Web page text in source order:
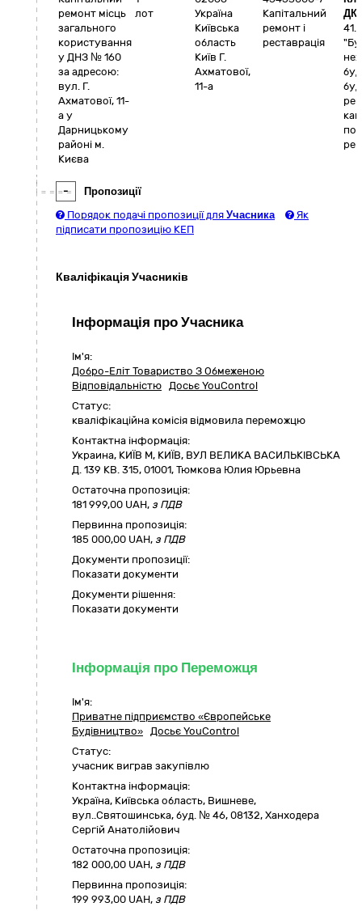
ремонт місць
загального
користування
у ДНЗ № 160
за адресою:
вул. Г.
Ахматової, 11-
а у
Дарницькому
районі м.
Києва
лот
Україна
Київська
область
Київ Г.
Ахматової,
11-а
Капітальний
ремонт і
реставрація
-
Пропозиції
Порядок подачі пропозиції для Учасника
Як
підписати пропозицію КЕП
Кваліфікація Учасників
Інформація про Учасника
Ім'я:
Добро-Елiт Товариство З Обмеженою
Вiдповiдальнiстю Досьє YouControl
Статус:
кваліфікаційна комісія відмовила переможцю
Контактна інформація:
Украина, КИЇВ М, КИЇВ, ВУЛ ВЕЛИКА ВАСИЛЬКІВСЬКА
Д. 139 КВ. 315, 01001, Тюмкова Юлия Юрьевна
Остаточна пропозиція:
181 999,00 UAH, з ПДВ
Первинна пропозиція:
185 000,00 UAH, з ПДВ
Документи пропозиції:
Показати документи
Документи рішення:
Показати документи
Інформація про Переможця
Ім'я:
Приватне підприємство «Європейське
Будівництво» Досьє YouControl
Статус:
учасник виграв закупівлю
Контактна інформація:
Україна, Київська область, Вишневе,
вул..Святошинська, буд. № 46, 08132, Ханходера
Сергій Анатолійович
Остаточна пропозиція:
182 000,00 UAH, з ПДВ
Первинна пропозиція:
199 993,00 UAH, з ПДВ